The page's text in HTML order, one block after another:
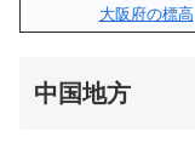
大阪府の標高
中国地方